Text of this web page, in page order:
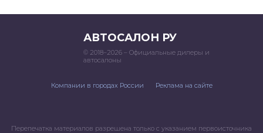
АВТОСАЛОН РУ
© 2018–2026 – Официальные дилеры и
автосалоны
Компании в городах России Реклама на сайте
Перепечатка материалов разрешена только с указанием первоисточника